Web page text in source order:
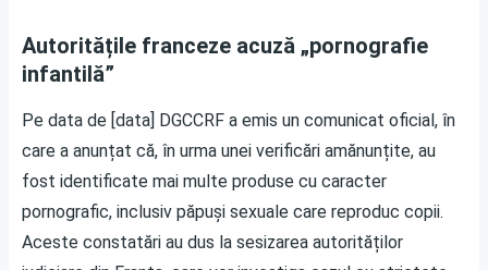
Autoritățile franceze acuză „pornografie
infantilă”
Pe data de [data] DGCCRF a emis un comunicat oficial, în
care a anunțat că, în urma unei verificări amănunțite, au
fost identificate mai multe produse cu caracter
pornografic, inclusiv păpuși sexuale care reproduc copii.
Aceste constatări au dus la sesizarea autorităților